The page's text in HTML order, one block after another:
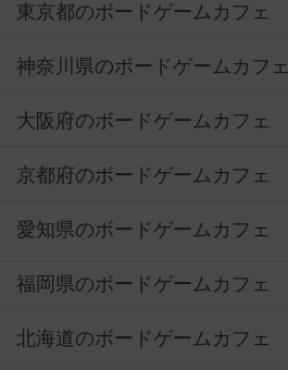
東京都のボードゲームカフェ
神奈川県のボードゲームカフェ
大阪府のボードゲームカフェ
京都府のボードゲームカフェ
愛知県のボードゲームカフェ
福岡県のボードゲームカフェ
北海道のボードゲームカフェ